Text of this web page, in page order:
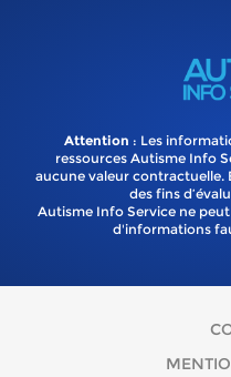
Attention : Les
ressources Autisme Info
aucune valeur contractuelle.
des fins
Autisme Info Service ne
d'informations